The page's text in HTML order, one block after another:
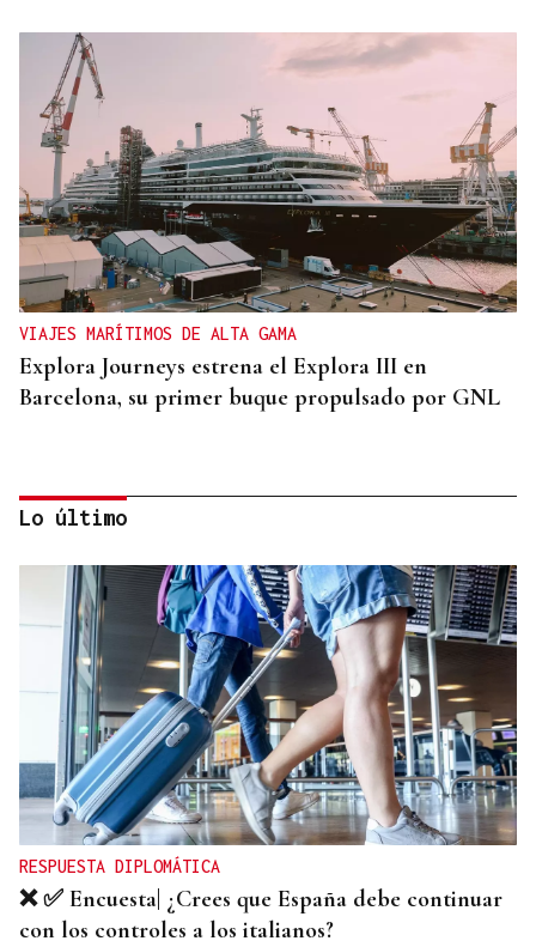
VIAJES MARÍTIMOS DE ALTA GAMA
Explora Journeys estrena el Explora III en
Barcelona, su primer buque propulsado por GNL
ASESINÓ A SU ABUELO
Un tiroteo escolar en Tailandia deja al menos 6
muertos y 15 heridos
Lo último
RESPUESTA DIPLOMÁTICA
❌ ✅ Encuesta| ¿Crees que España debe continuar
con los controles a los italianos?